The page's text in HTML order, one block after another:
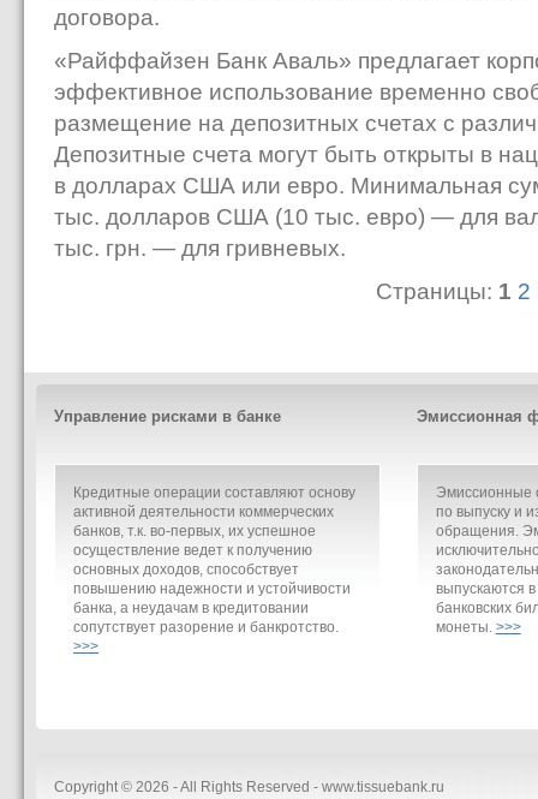
договора.
«Райффайзен Банк Аваль» предлагает
эффективное использование временно
размещение на депозитных счетах с
Депозитные счета могут быть открыты в
в долларах США или евро. Минимальная
тыс. долларов США (10 тыс. евро) — для
тыс. грн. — для гривневых.
Страницы: 1 2
Управление рисками в банке
Кредитные операции составляют основу
активной деятельности коммерческих
банков, т.к. во-первых, их успешное
осуществление ведет к получению
основных доходов, способствует
повышению надежности и устойчивости
банка, а неудачам в кредитовании
сопутствует разорение и банкротство.
>>>
Эмиссионная
Эмиссионные
по выпуску и
обращения.
выпускаются
банковских
монеты. >>>
Copyright © 2026 - All Rights Reserved - www.tissuebank.ru